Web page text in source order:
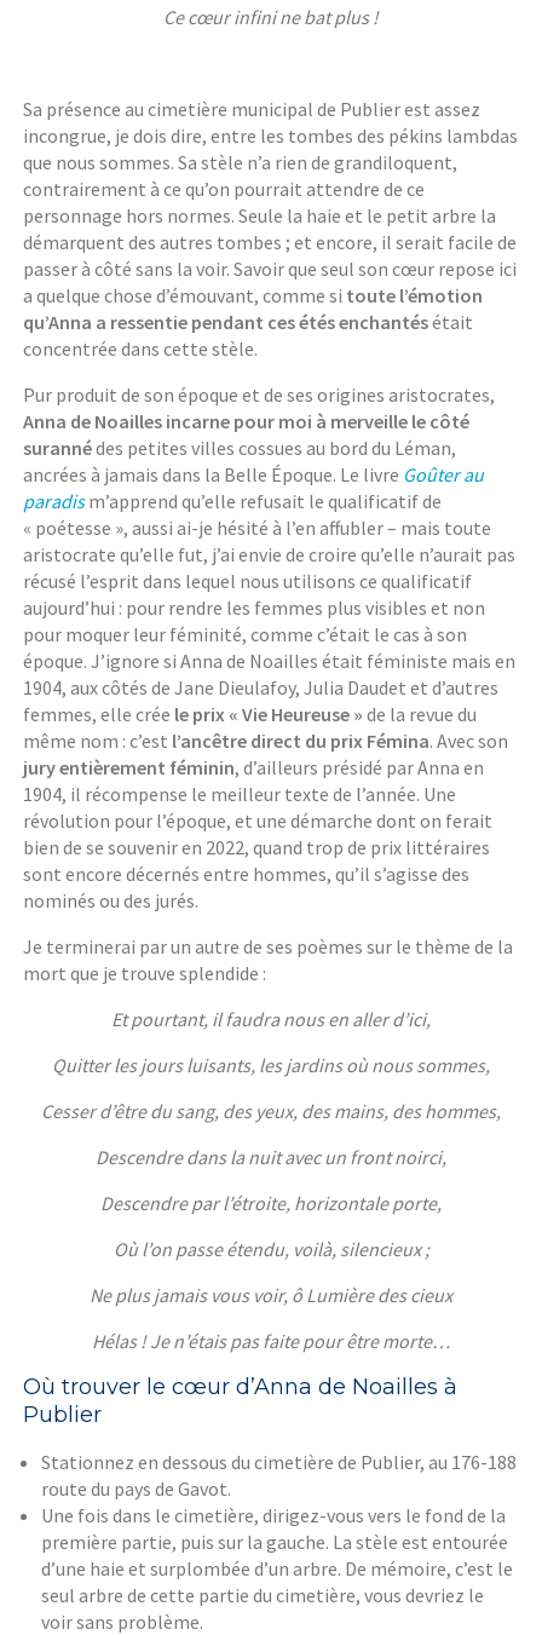
Ce cœur infini ne bat plus !
Sa présence au cimetière municipal de Publier est assez
incongrue, je dois dire, entre les tombes des pékins lambdas
que nous sommes. Sa stèle n’a rien de grandiloquent,
contrairement à ce qu’on pourrait attendre de ce
personnage hors normes. Seule la haie et le petit arbre la
démarquent des autres tombes ; et encore, il serait facile de
passer à côté sans la voir. Savoir que seul son cœur repose ici
a quelque chose d’émouvant, comme si toute l’émotion
qu’Anna a ressentie pendant ces étés enchantésétait
concentrée dans cette stèle.
Pur produit de son époque et de ses origines aristocrates,
Anna de Noailles incarne pour moi à merveille le côté
surannédes petites villes cossues au bord du Léman,
ancrées à jamais dans la Belle Époque. Le livre Goûter au
paradism’apprend qu’elle refusait le qualificatif de
« poétesse », aussi ai-je hésité à l’en affubler – mais toute
aristocrate qu’elle fut, j’ai envie de croire qu’elle n’aurait pas
récusé l’esprit dans lequel nous utilisons ce qualificatif
aujourd’hui : pour rendre les femmes plus visibles et non
pour moquer leur féminité, comme c’était le cas à son
époque. J’ignore si Anna de Noailles était féministe mais en
1904, aux côtés de Jane Dieulafoy, Julia Daudet et d’autres
femmes, elle crée le prix « Vie Heureuse » de la revue du
même nom : c’est l’ancêtre direct du prix Fémina. Avec son
jury entièrement féminin, d’ailleurs présidé par Anna en
1904, il récompense le meilleur texte de l’année. Une
révolution pour l’époque, et une démarche dont on ferait
bien de se souvenir en 2022, quand trop de prix littéraires
sont encore décernés entre hommes, qu’il s’agisse des
nominés ou des jurés.
Je terminerai par un autre de ses poèmes sur le thème de la
mort que je trouve splendide :
Et pourtant, il faudra nous en aller d’ici,
Quitter les jours luisants, les jardins où nous sommes,
Cesser d’être du sang, des yeux, des mains, des hommes,
Descendre dans la nuit avec un front noirci,
Descendre par l’étroite, horizontale porte,
Où l’on passe étendu, voilà, silencieux ;
Ne plus jamais vous voir, ô Lumière des cieux
Hélas ! Je n’étais pas faite pour être morte…
Où trouver le cœur d’Anna de Noailles à
Publier
Stationnez en dessous du cimetière de Publier, au 176-188
route du pays de Gavot.
Une fois dans le cimetière, dirigez-vous vers le fond de la
première partie, puis sur la gauche. La stèle est entourée
d’une haie et surplombée d’un arbre. De mémoire, c’est le
seul arbre de cette partie du cimetière, vous devriez le
voir sans problème.